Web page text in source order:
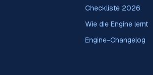
Checkliste 2026
Wie die Engine lernt
Engine-Changelog